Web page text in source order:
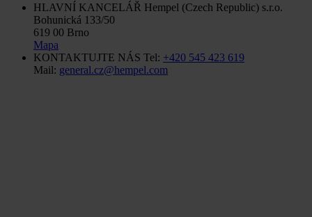
HLAVNÍ KANCELÁŘ Hempel (Czech Republic) s.r.o.
Bohunická 133/50
619 00 Brno
Mapa
KONTAKTUJTE NÁS Tel: +420 545 423 619
Mail: general.cz@hempel.com